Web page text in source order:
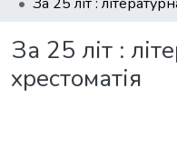
За 25 літ :
хрестоматія